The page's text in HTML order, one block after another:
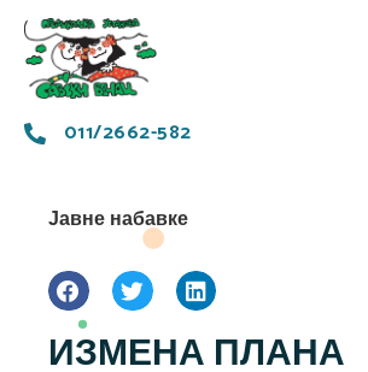
011/2662-582
Јавне набавке
ИЗМЕНА ПЛАНА